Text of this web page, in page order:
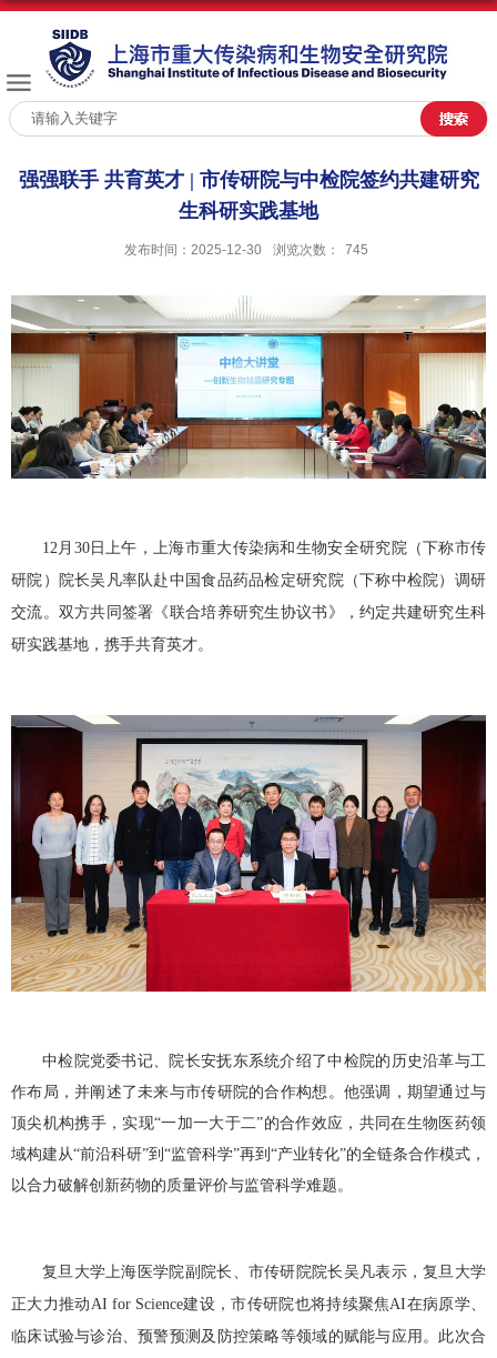
强强联手 共育英才 | 市传研院与中检院签约共建研究
生科研实践基地
发布时间：2025-12-30 浏览次数： 745
12月 30日上午，上海市重大传染病和生物安全研究院（下称市传
研院）院长吴凡率队赴中国食品药品检定研究院（下称中检院）调研
交流。双方共同签署《联合培养研究生协议书》，约定共建研究生科
研实践基地，携手共育英才。
中检院党委书记、院长安抚东系统介绍了中检院的历史沿革与工
作布局，并阐述了未来与市传研院的合作构想。他强调，期望通过与
顶尖机构携手，实现“一加一大于二”的合作效应，共同在生物医药领
域构建从“前沿科研”到“监管科学”再到“产业转化”的全链条合作模式，
以合力破解创新药物的质量评价与监管科学难题。
复旦大学上海医学院副院长、市传研院院长吴凡表示，复旦大学
正大力推动 AI for Science建设，市传研院也将持续聚焦AI在病原学、
临床试验与诊治、预警预测及防控策略等领域的赋能与应用。此次合